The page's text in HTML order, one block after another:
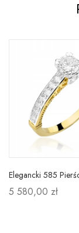
5 580,00 zł